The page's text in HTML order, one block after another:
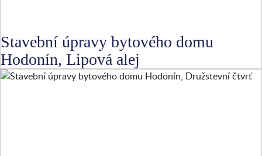
Stavební úpravy bytového domu
Hodonín, Lipová alej